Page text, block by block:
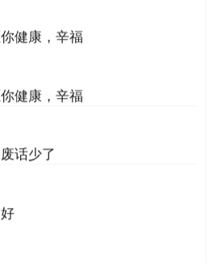
健康，辛福
健康，辛福
话少了